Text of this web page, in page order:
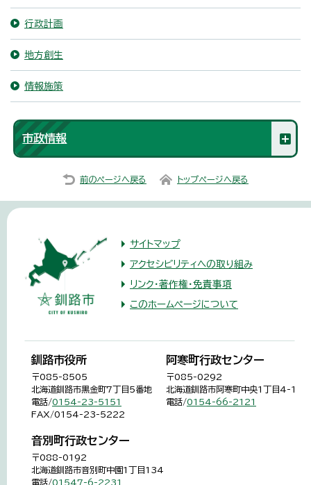
行政計画
地方創生
情報施策
市政情報
前のページへ戻る トップページへ戻る
サイトマップ
アクセシビリティへの取り組み
リンク・著作権・免責事項
このホームページについて
釧路市役所
〒085-8505
北海道釧路市黒金町7丁目5番地
電話/0154-23-5151
FAX/0154-23-5222
阿寒町行政センター
〒085-0292
北海道釧路市阿寒町中央1丁目4-1
電話/0154-66-2121
音別町行政センター
〒088-0192
北海道釧路市音別町中園1丁目134
電話/01547-6-2231